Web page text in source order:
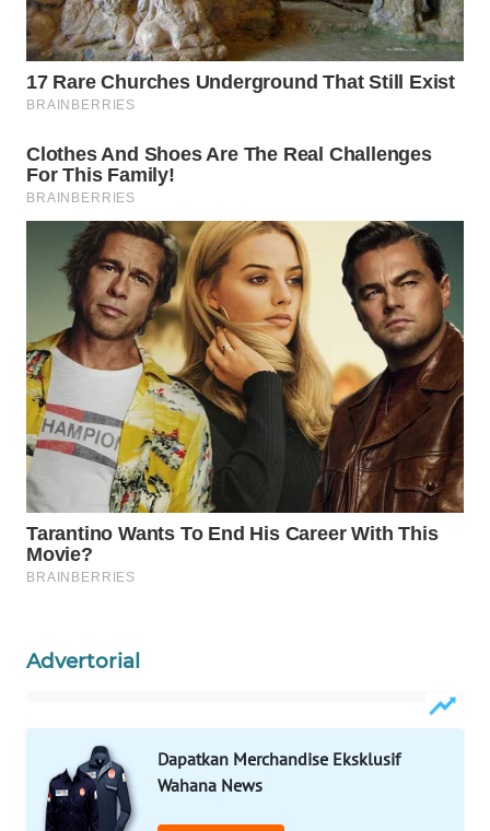
Advertorial
Dapatkan Merchandise Eksklusif
Wahana News
WN
PRIANGAN
TIMUR
WN
SOLO
WN
BOROBUDUR
WN
MADURA
WN
SURABAYA
WN
NATUNA
WN
LIKUPANG